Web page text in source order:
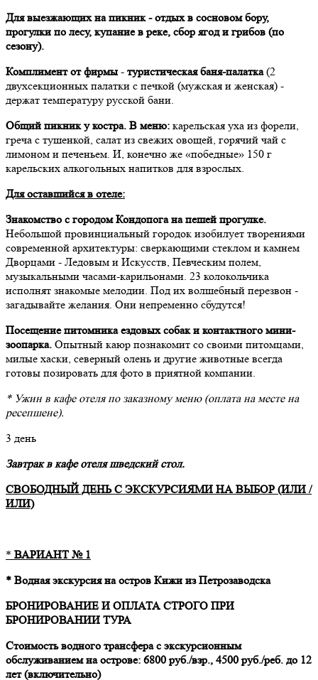
Для выезжающих на пикник - отдых в сосновом бору,
прогулки по лесу, купание в реке, сбор ягод и грибов (по
сезону).
Комплимент от фирмы - туристическая баня-палатка(2
двухсекционных палатки с печкой (мужская и женская) -
держат температуру русской бани.
Общий пикник у костра. В меню: карельская уха из форели,
греча с тушенкой, салат из свежих овощей, горячий чай с
лимоном и печеньем. И, конечно же «победные» 150 г
карельских алкогольных напитков для взрослых.
Для оставшийся в отеле:
Знакомство с городом Кондопога на пешей прогулке.
Небольшой провинциальный городок изобилует творениями
современной архитектуры: сверкающими стеклом и камнем
Дворцами - Ледовым и Искусств, Певческим полем,
музыкальными часами-карильонами. 23 колокольчика
исполнят знакомые мелодии. Под их волшебный перезвон -
загадывайте желания. Они непременно сбудутся!
Посещение питомника ездовых собак и контактного мини-
зоопарка. Опытный каюр познакомит со своими питомцами,
милые хаски, северный олень и другие животные всегда
готовы позировать для фото в приятной компании.
* Ужин в кафе отеля по заказному меню (оплата на месте на
ресепшене).
3 день
Завтрак в кафе отеля шведский стол.
СВОБОДНЫЙ ДЕНЬ С ЭКСКУРСИЯМИ НА ВЫБОР (ИЛИ /
ИЛИ)
* ВАРИАНТ № 1
* Водная экскурсия на остров Кижи из Петрозаводска
БРОНИРОВАНИЕ И ОПЛАТА СТРОГО ПРИ
БРОНИРОВАНИИ ТУРА
Стоимость водного трансфера с экскурсионным
обслуживанием на острове: 6800 руб./взр., 4500 руб./реб. до 12
лет (включительно)